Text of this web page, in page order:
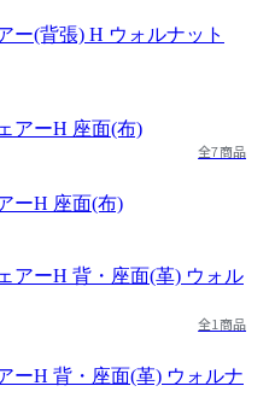
ー(背張) H ウォルナット
全7商品
ーH 座面(布)
全1商品
ーH 背・座面(革) ウォルナ